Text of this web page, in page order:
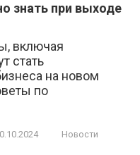
знать при выходе
включая
стать
на новом
по
Новости